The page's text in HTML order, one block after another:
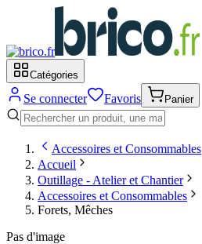
Catégories
Se connecter Favoris Panier
Accessoires et Consommables
Accueil
Outillage - Atelier et Chantier
Accessoires et Consommables
Forets, Mêches
Pas d'image